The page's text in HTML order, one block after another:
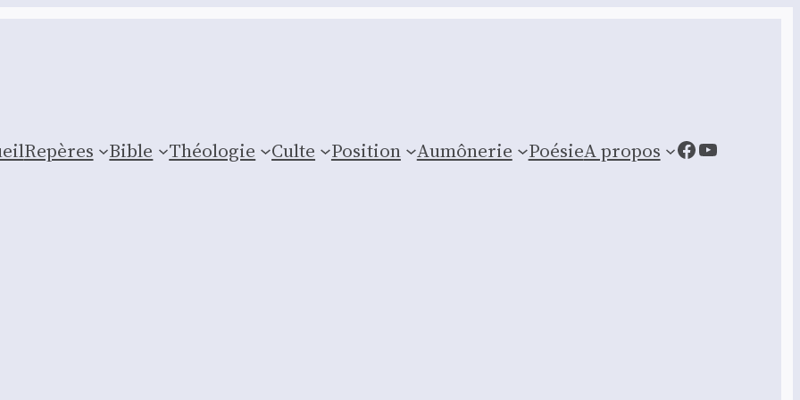
Repères Bible Théologie Culte Posi­tion Aumônerie PoésieA propos Facebook
YouTube